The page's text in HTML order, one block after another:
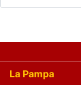
La Pampa